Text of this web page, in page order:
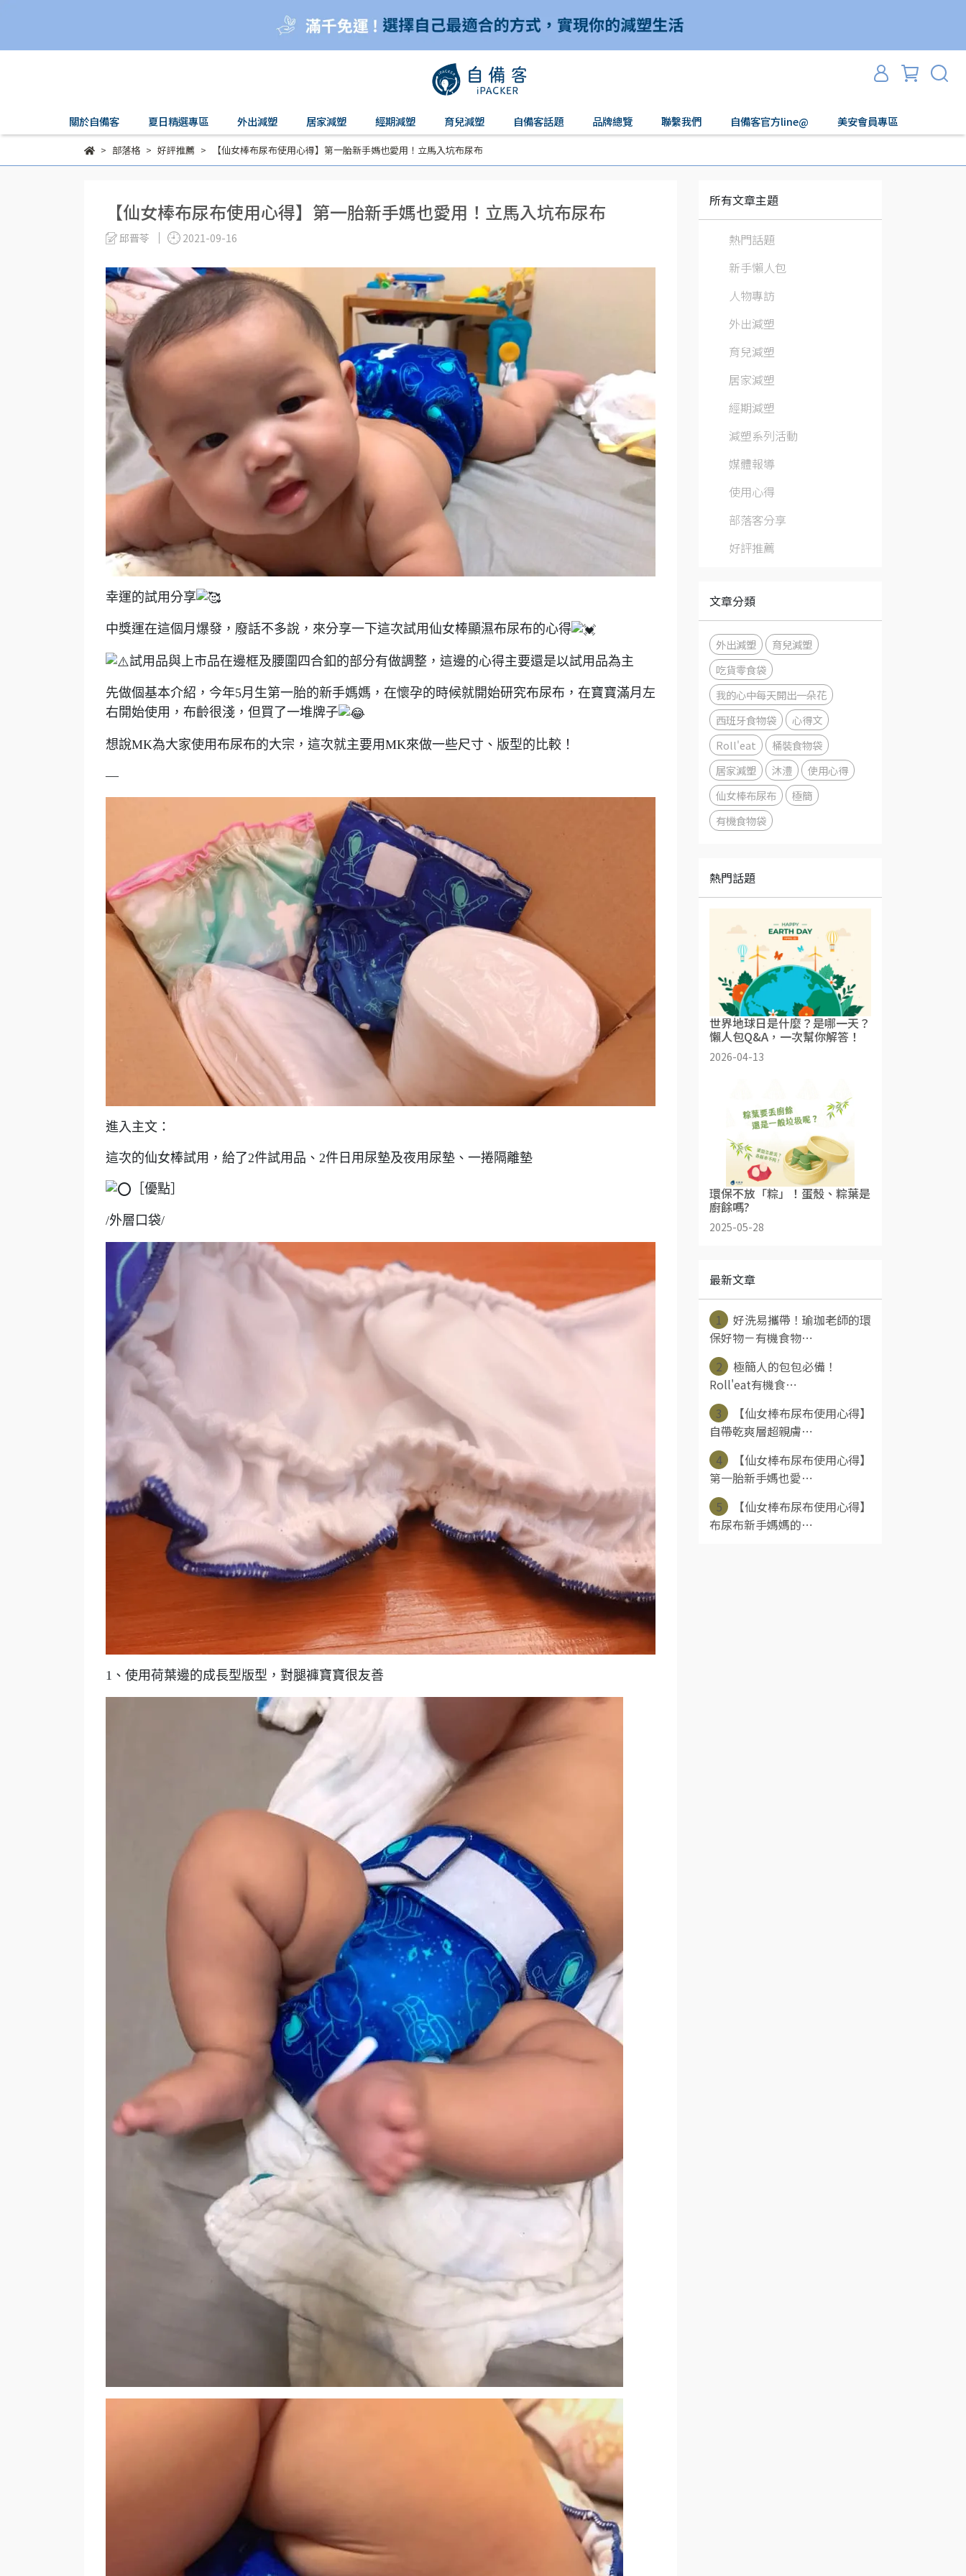
關於自備客 夏日精選專區 外出減塑 居家減塑 經期減塑 育兒減塑 自備客話題 品牌總覽 聯繫我們 自備客官方line@ 美安會員專區
部落格 好評推薦 【仙女棒布尿布使用心得】第一胎新手媽也愛用！立馬入坑布尿布
【仙女棒布尿布使用心得】第一胎新手媽也愛用！立馬入坑布尿布
邱晋苓 2021-09-16
幸運的試用分享
中獎運在這個月爆發，廢話不多說，來分享一下這次試用仙女棒顯濕布尿布的心得
試用品與上市品在邊框及腰圍四合釦的部分有做調整，這邊的心得主要還是以試用品為主
先做個基本介紹，今年5月生第一胎的新手媽媽，在懷孕的時候就開始研究布尿布，在寶寶滿月左
右開始使用，布齡很淺，但買了一堆牌子
想說MK為大家使用布尿布的大宗，這次就主要用MK來做一些尺寸、版型的比較！
—
進入主文：
這次的仙女棒試用，給了2件試用品、2件日用尿墊及夜用尿墊、一捲隔離墊
［優點］
/外層口袋/
1、使用荷葉邊的成長型版型，對腿褲寶寶很友善
所有文章主題
熱門話題
新手懶人包
人物專訪
外出減塑
育兒減塑
居家減塑
經期減塑
減塑系列活動
媒體報導
使用心得
部落客分享
好評推薦
文章分類
外出減塑
育兒減塑
吃貨零食袋
我的心中每天開出一朵花
西班牙食物袋
心得文
Roll'eat
桶裝食物袋
居家減塑
沐澧
使用心得
仙女棒布尿布
極簡
有機食物袋
熱門話題
世界地球日是什麼？是哪一天？
懶人包Q&A，一次幫你解答！
2026-04-13
環保不放「粽」！蛋殼、粽葉是
廚餘嗎?
2025-05-28
最新文章
1
好洗易攜帶！瑜珈老師的環
保好物－有機食物⋯
2
極簡人的包包必備！
Roll'eat有機食⋯
3
【仙女棒布尿布使用心得】
自帶乾爽層超親膚⋯
4
【仙女棒布尿布使用心得】
第一胎新手媽也愛⋯
5
【仙女棒布尿布使用心得】
布尿布新手媽媽的⋯